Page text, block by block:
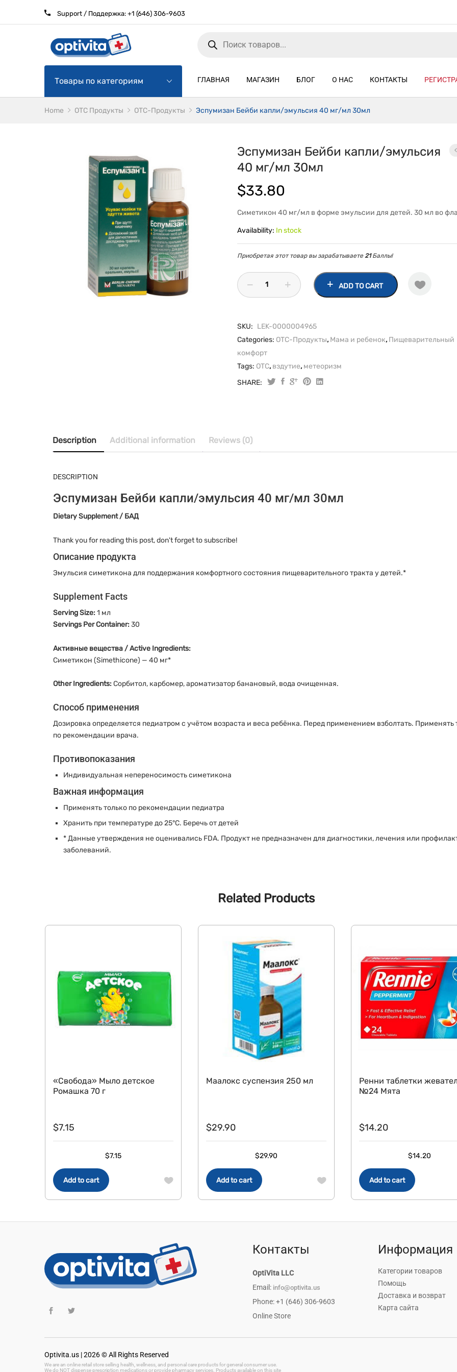
Support / Поддержка: +1 (646) 306-9603
Товары по категориям ГЛАВНАЯ МАГАЗИН БЛОГ О НАС КОНТАКТЫ
Home ОТС Продукты OTC-Продукты Эспумизан Бейби капли/эмульсия 40 мг/мл 30мл
Эспумизан Бейби капли/эмульсия
40 мг/мл 30мл
$33.80
Симетикон 40 мг/мл в форме эмульсии для детей. 30 мл во
Availability: In stock
Приобретая этот товар вы зарабатываете 21Баллы!
40
мг/
ADD TO CART
SKU: LEK-0000004965
Categories: OTC-Продукты, Мама и ребенок, Пищеварительный
комфорт
Tags: OTC, вздутие, метеоризм
SHARE:
Description Additional information Reviews (0)
DESCRIPTION
Эспумизан Бейби капли/эмульсия 40 мг/мл 30мл
Dietary Supplement / БАД
Thank you for reading this post, don't forget to subscribe!
Описание продукта
Эмульсия симетикона для поддержания комфортного состояния пищеварительного тракта у детей.*
Supplement Facts
Serving Size:1 мл
Servings Per Container:30
Активные вещества / Active Ingredients:
Симетикон (Simethicone) — 40 мг*
Other Ingredients:Сорбитол, карбомер, ароматизатор банановый, вода очищенная.
Способ применения
Дозировка определяется педиатром с учётом возраста и веса ребёнка. Перед применением взболтать. Применять
по рекомендации врача.
Противопоказания
Индивидуальная непереносимость симетикона
Важная информация
Применять только по рекомендации педиатра
Хранить при температуре до 25°C. Беречь от детей
* Данные утверждения не оценивались FDA. Продукт не предназначен для диагностики, лечения или
заболеваний.
Related Products
Add to cart
«Свобода» Мыло детское
Ромашка 70 г
$7.15
$7.15
Add to cart
Маалокс суспензия 250 мл
$29.90
$29.90
Add to cart
Ренни таблетки
№24 Мята
$14.20
$14.20
Контакты
OptiVita LLC
Email: info@optivita.us
Phone: +1 (646) 306-9603
Online Store
Информация
Категории товаров
Помощь
Доставка и возврат
Карта сайта
Optivita.us | 2026 © All Rights Reserved
We are an online retail store selling health, wellness, and personal care products for general consumer use.
We do NOT dispense prescription medications or provide pharmacy services. Products available on this site